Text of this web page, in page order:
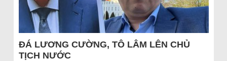
ĐÁ LƯƠNG CƯỜNG, TÔ LÂM LÊN CHỦ
TỊCH NƯỚC